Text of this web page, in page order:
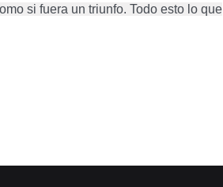
si fuera un triunfo. Todo esto lo que